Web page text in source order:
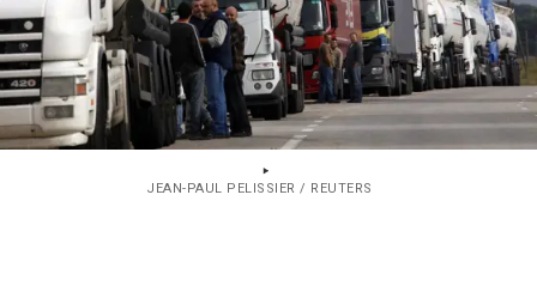
JEAN-PAUL PELISSIER / REUTERS